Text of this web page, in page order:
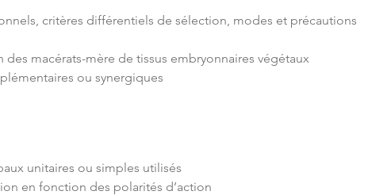
critères différentiels de sélection, modes et précautions
des macérats-mère de tissus embryonnaires végétaux​
ou synergiques
unitaires ou simples utilisés​
en fonction des polarités d’action